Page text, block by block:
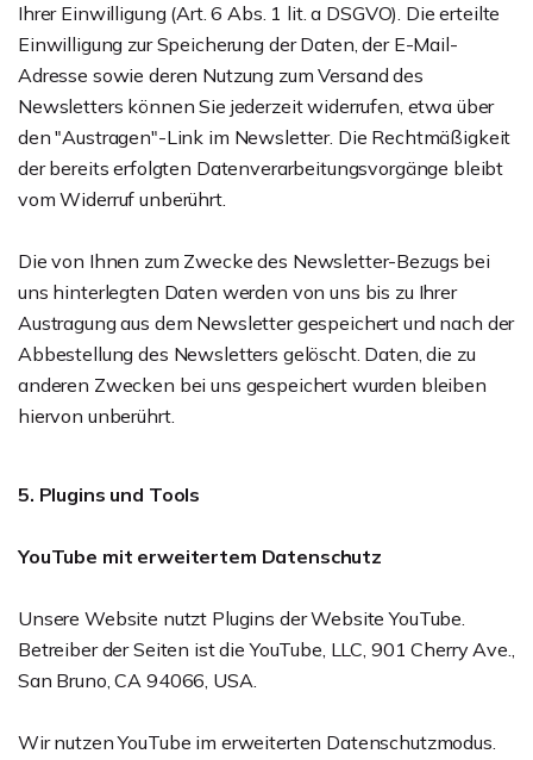
Ihrer Einwilligung (Art. 6 Abs. 1 lit. a DSGVO). Die erteilte
Einwilligung zur Speicherung der Daten, der E-Mail-
Adresse sowie deren Nutzung zum Versand des
Newsletters können Sie jederzeit widerrufen, etwa über
den "Austragen"-Link im Newsletter. Die Rechtmäßigkeit
der bereits erfolgten Datenverarbeitungsvorgänge bleibt
vom Widerruf unberührt.
Die von Ihnen zum Zwecke des Newsletter-Bezugs bei
uns hinterlegten Daten werden von uns bis zu Ihrer
Austragung aus dem Newsletter gespeichert und nach der
Abbestellung des Newsletters gelöscht. Daten, die zu
anderen Zwecken bei uns gespeichert wurden bleiben
hiervon unberührt.
5. Plugins und Tools
YouTube mit erweitertem Datenschutz
Unsere Website nutzt Plugins der Website YouTube.
Betreiber der Seiten ist die YouTube, LLC, 901 Cherry Ave.,
San Bruno, CA 94066, USA.
Wir nutzen YouTube im erweiterten Datenschutzmodus.